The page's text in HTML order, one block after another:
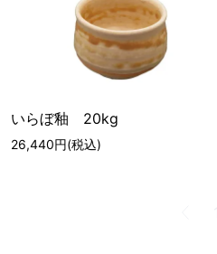
いらぼ釉 20kg
26,440円(税込)